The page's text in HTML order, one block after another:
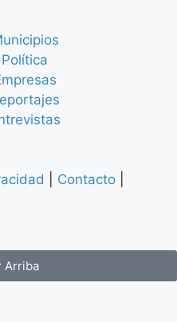
Política
Contacto
Arriba